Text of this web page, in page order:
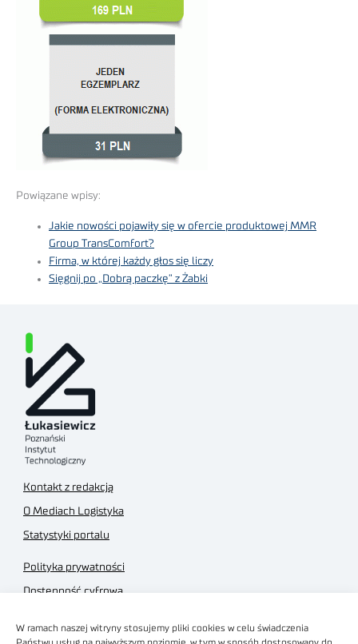
W ramach naszej witryny stosujemy pliki cookies w celu świadczenia
Powiązane wpisy:
Jakie nowości pojawiły się w ofercie produktowej MMR
Group TransComfort?
Firma, w której każdy głos się liczy
Sięgnij po „Dobrą paczkę” z Żabki
Kontakt z redakcją
O Mediach Logistyka
Statystyki portalu
Polityka prywatności
Dostępność cyfrowa
Regulamin sklepu